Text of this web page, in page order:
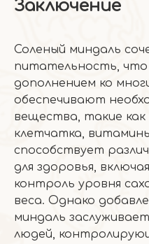
Заключение
Соленый миндаль
питательность,
дополнением ко
обеспечивают
вещества, такие как
клетчатка,
способствует
для здоровья,
контроль уровня
веса. Однако
миндаль
людей,